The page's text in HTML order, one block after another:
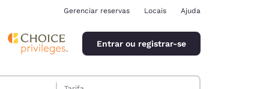
Gerenciar reservas Locais Ajuda
Entrar ou registrar-se